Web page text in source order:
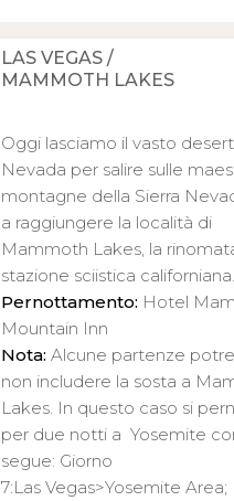
LAS VEGAS /
MAMMOTH LAKES
Oggi lasciamo il vasto
Nevada per salire sulle
montagne della Sierra
a raggiungere la località di
Mammoth Lakes, la
stazione sciistica californiana.
Pernottamento: Hotel
Mountain Inn
Nota: Alcune partenze
non includere la sosta a
Lakes. In questo caso si
per due notti a Yosemite
segue: Giorno
7:Las Vegas>Yosemite Area;